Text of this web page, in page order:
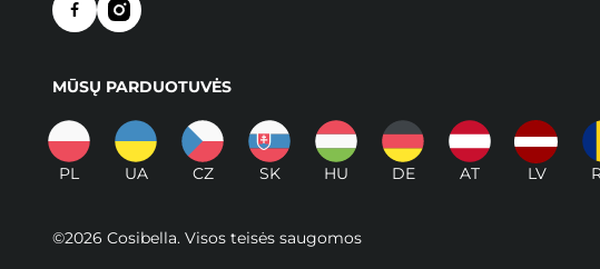
MŪSŲ PARDUOTUVĖS
PL UA CZ SK HU DE AT LV
©2026 Cosibella. Visos teisės saugomos